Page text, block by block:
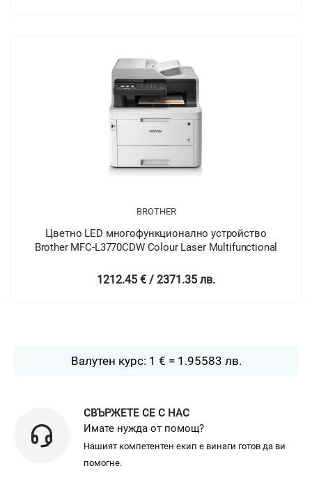
BROTHER
Цветно LED многофункционално устройство
Brother MFC-L3770CDW Colour Laser Multifunctional
1212.45 € / 2371.35 лв.
Валутен курс: 1 € = 1.95583 лв.
СВЪРЖЕТЕ СЕ С НАС
Имате нужда от помощ?
Нашият компетентен екип е винаги готов да ви
помогне.